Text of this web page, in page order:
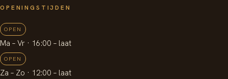
OPENINGSTIJDEN
OPEN
Ma – Vr · 16:00 – laat
OPEN
Za – Zo · 12:00 – laat